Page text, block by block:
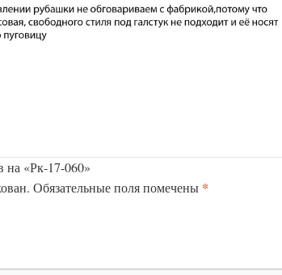
на «Рк-17-060»
Обязательные поля помечены *